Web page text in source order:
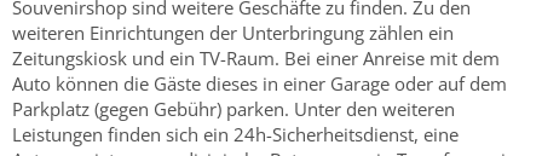
Souvenirshop sind weitere Geschäfte zu finden. Zu den
weiteren Einrichtungen der Unterbringung zählen ein
Zeitungskiosk und ein TV-Raum. Bei einer Anreise mit dem
Auto können die Gäste dieses in einer Garage oder auf dem
Parkplatz (gegen Gebühr) parken. Unter den weiteren
Leistungen finden sich ein 24h-Sicherheitsdienst, eine